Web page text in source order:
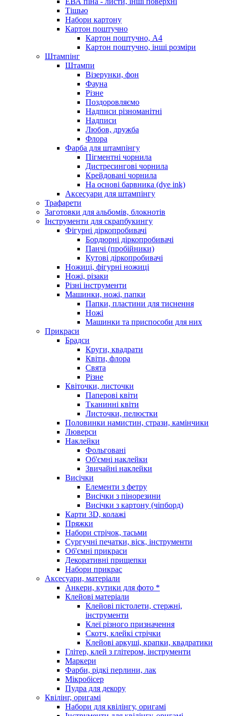
Тішью
Набори картону
Картон поштучно
Картон поштучно, А4
Картон поштучно, інші розміри
Штампінг
Штампи
Візерунки, фон
Фауна
Різне
Поздоровляємо
Надписи різноманітні
Надписи
Любов, дружба
Флора
Фарба для штампінгу
Пігментні чорнила
Дистресингові чорнила
Крейдовані чорнила
На основі барвника (dye ink)
Аксесуари для штампінгу
Трафарети
Заготовки для альбомів, блокнотів
Інструменти для скрапбукингу
Фігурні діркопробивачі
Бордюрні діркопробивачі
Панчі (пробійники)
Кутові діркопробивачі
Ножиці, фігурні ножиці
Ножі, різаки
Різні інструменти
Машинки, ножі, папки
Папки, пластини для тиснення
Ножі
Машинки та приспособи для них
Прикраси
Брадси
Круги, квадрати
Квіти, флора
Свята
Різне
Квіточки, листочки
Паперові квіти
Тканинні квіти
Листочки, пелюстки
Половинки намистин, стрази, камінчики
Люверси
Наклейки
Фольговані
Об'ємні наклейки
Звичайні наклейки
Висічки
Елементи з фетру
Висічки з пінорезини
Висічки з картону (чіпборд)
Карти 3D, колажі
Пряжки
Набори стрічок, тасьми
Сургучні печатки, віск, інструменти
Об'ємні прикраси
Декоративні прищепки
Набори прикрас
Аксесуари, матеріали
Анкери, кутики для фото *
Клейові матеріали
Клейові пістолети, стержні,
інструменти
Клеї різного призначення
Скотч, клейкі стрічки
Клейові аркуші, крапки, квадратики
Глітер, клей з глітером, інструменти
Маркери
Фарби, рідкі перлини, лак
Мікробісер
Пудра для декору
Квілінг, оригамі
Набори для квілінгу, оригамі